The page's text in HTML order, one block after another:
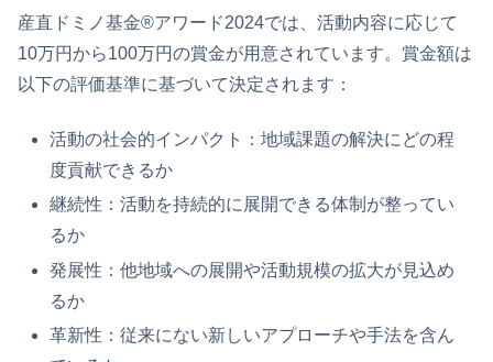
産直ドミノ基金®アワード2024では、活動内容に応じて
10万円から100万円の賞金が用意されています。賞金額は
以下の評価基準に基づいて決定されます：
活動の社会的インパクト：地域課題の解決にどの程
度貢献できるか
継続性：活動を持続的に展開できる体制が整ってい
るか
発展性：他地域への展開や活動規模の拡大が見込め
るか
革新性：従来にない新しいアプローチや手法を含ん